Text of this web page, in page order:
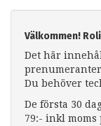
Välkommen!
Det här
Du behöver
De första 30
79:- inkl moms